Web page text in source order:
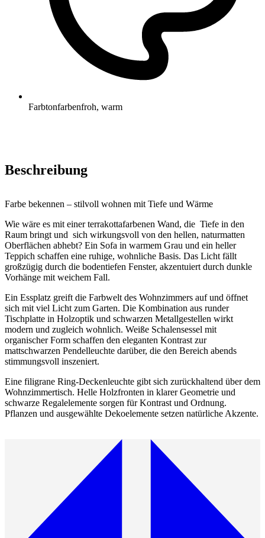
Farbtonfarbenfroh, warm
Beschreibung
Farbe bekennen – stilvoll wohnen mit Tiefe und Wärme
Wie wäre es mit einer terrakottafarbenen Wand, die Tiefe in den
Raum bringt und sich wirkungsvoll von den hellen, naturmatten
Oberflächen abhebt? Ein Sofa in warmem Grau und ein heller
Teppich schaffen eine ruhige, wohnliche Basis. Das Licht fällt
großzügig durch die bodentiefen Fenster, akzentuiert durch dunkle
Vorhänge mit weichem Fall.
Ein Essplatz greift die Farbwelt des Wohnzimmers auf und öffnet
sich mit viel Licht zum Garten. Die Kombination aus runder
Tischplatte in Holzoptik und schwarzen Metallgestellen wirkt
modern und zugleich wohnlich. Weiße Schalensessel mit
organischer Form schaffen den eleganten Kontrast zur
mattschwarzen Pendelleuchte darüber, die den Bereich abends
stimmungsvoll inszeniert.
Eine filigrane Ring-Deckenleuchte gibt sich zurückhaltend über dem
Wohnzimmertisch. Helle Holzfronten in klarer Geometrie und
schwarze Regalelemente sorgen für Kontrast und Ordnung.
Pflanzen und ausgewählte Dekoelemente setzen natürliche Akzente.